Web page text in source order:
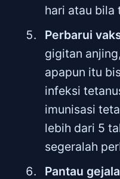
hari atau bila
Perbarui
gigitan
apapun itu
infeksi
imunisasi
lebih dari 5
segeralah
Pantau